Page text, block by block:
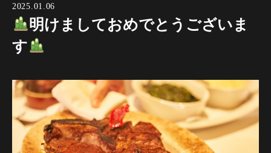
2025.01.06
明けましておめでとうございま
す